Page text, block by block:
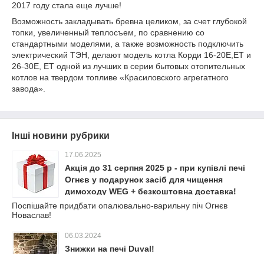
2017 году стала еще лучше!
Возможность закладывать бревна целиком, за счет глубокой
топки, увеличенный теплосъем, по сравнению со
стандартными моделями, а также возможность подключить
электрический ТЭН, делают модель котла Корди 16-20Е,ЕТ и
26-30Е, ЕТ одной из лучших в серии бытовых отопительных
котлов на твердом топливе «Красиловского агрегатного
завода».
Інші новини рубрики
17.06.2025
Акція до 31 серпня 2025 р - при купівлі печі
Огнєв у подарунок засіб для чищення
димоходу WEG + безкоштовна доставка!
Поспішайте придбати опалювально-варильну піч Огнєв
Новаслав!
06.03.2024
Знижки на печі Duval!